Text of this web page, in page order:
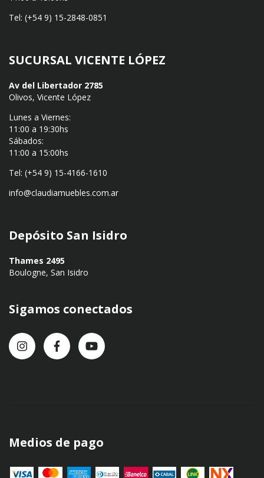
Tel: (+54 9) 15-2848-0851
SUCURSAL VICENTE LÓPEZ
Av del Libertador 2785
Olivos, Vicente López
Lunes a Viernes:
11:00 a 19:30hs
Sábados:
11:00 a 15:00hs
Tel: (+54 9) 15-4166-1610
info@claudiamuebles.com.ar
Depósito San Isidro
Thames 2495
Boulogne, San Isidro
Sigamos conectados
Medios de pago